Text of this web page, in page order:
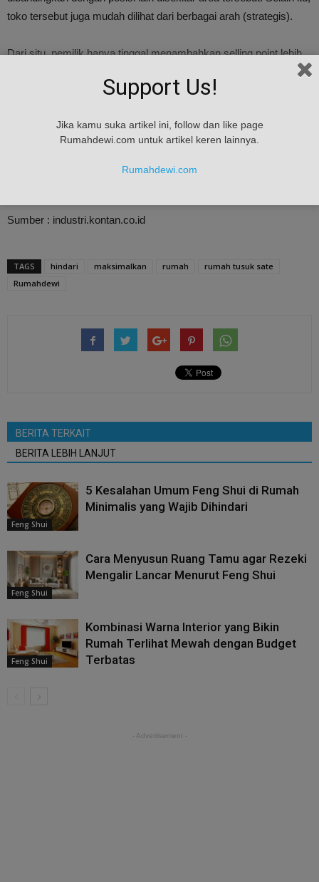
toko tersebut juga mudah dilihat dari berbagai arah (strategis).
Dari situ, pemilik hanya tinggal menambahkan selling point lebih
dengan mendesain bangunan dengan bentuk unit, artistik, dan lain
Inilah artikel tentang Hindari sial & maksimalkan posisi rumah
Sumber : industri.kontan.co.id
TAGS hindari maksimalkan rumah
rumah tusuk sate
Rumahdewi
BERITA TERKAIT
BERITA LEBIH LANJUT
Feng Shui
5 Kesalahan Umum Feng Shui di Rumah
Minimalis yang Wajib Dihindari
Feng Shui
Cara Menyusun Ruang Tamu agar Rezeki
Mengalir Lancar Menurut Feng Shui
Feng Shui
Kombinasi Warna Interior yang Bikin
Rumah Terlihat Mewah dengan Budget
Terbatas
- Advertisement -
Support Us!
Jika kamu suka artikel ini, follow dan like page
Rumahdewi.com untuk artikel keren lainnya.
Rumahdewi.com